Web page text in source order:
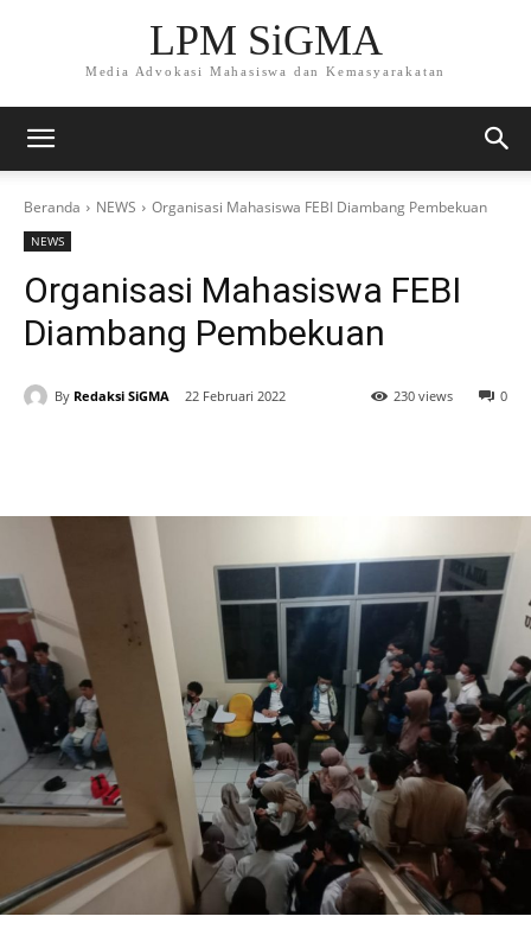
LPM SiGMA
Media Advokasi Mahasiswa dan Kemasyarakatan
Beranda NEWS Organisasi Mahasiswa FEBI Diambang Pembekuan
NEWS
Organisasi Mahasiswa FEBI
Diambang Pembekuan
By Redaksi SiGMA 22 Februari 2022 0
230 views